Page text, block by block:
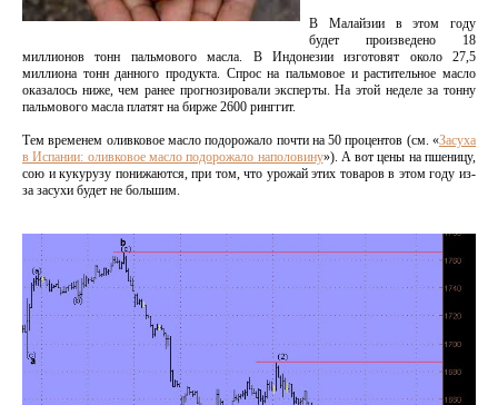
В Малайзии в этом году
будет произведено 18
миллионов тонн пальмового масла. В Индонезии изготовят около 27,5
миллиона тонн данного продукта. Спрос на пальмовое и растительное масло
оказалось ниже, чем ранее прогнозировали эксперты. На этой неделе за тонну
пальмового масла платят на бирже 2600 ринггит.
Тем временем оливковое масло подорожало почти на 50 процентов (см. «Засуха
в Испании: оливковое масло подорожало наполовину»). А вот цены на пшеницу,
сою и кукурузу понижаются, при том, что урожай этих товаров в этом году из-
за засухи будет не большим.